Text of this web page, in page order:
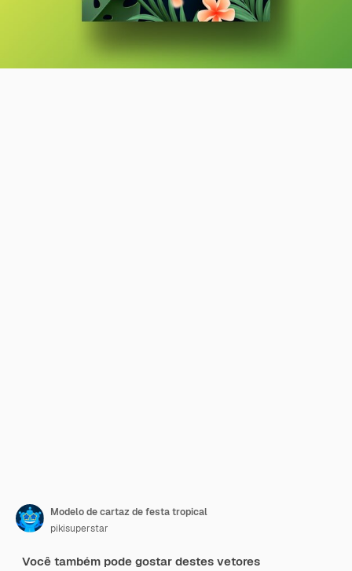
Modelo de cartaz de festa tropical
pikisuperstar
Você também pode gostar destes vetores